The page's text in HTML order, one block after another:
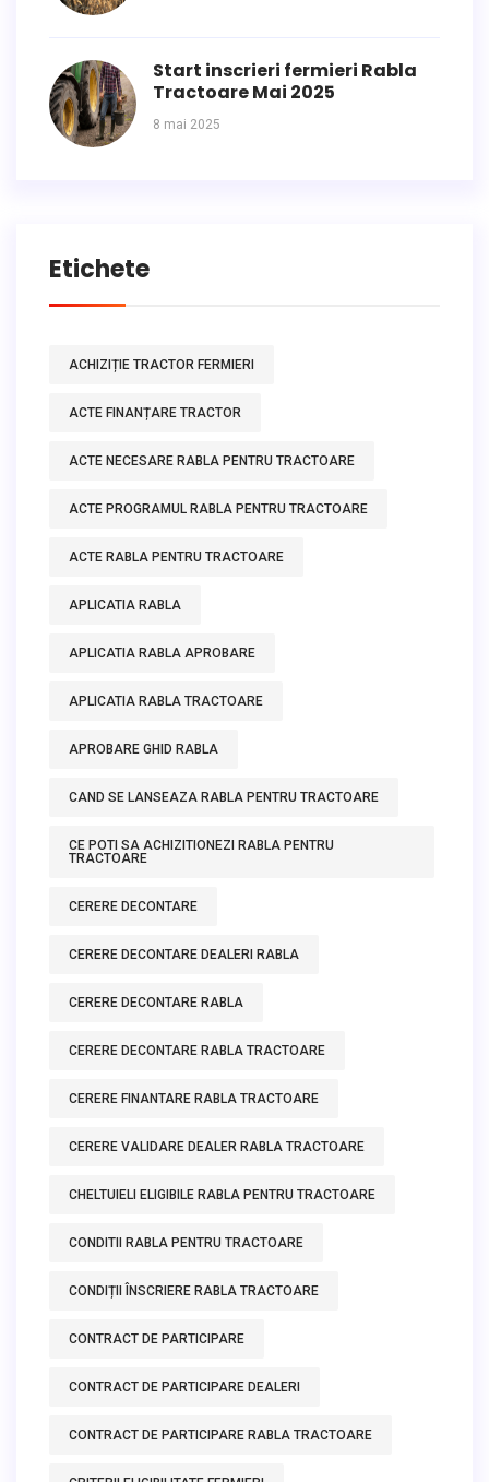
Start inscrieri fermieri Rabla
Tractoare Mai 2025
8 mai 2025
Etichete
ACHIZIȚIE TRACTOR FERMIERI
ACTE FINANȚARE TRACTOR
ACTE NECESARE RABLA PENTRU TRACTOARE
ACTE PROGRAMUL RABLA PENTRU TRACTOARE
ACTE RABLA PENTRU TRACTOARE
APLICATIA RABLA
APLICATIA RABLA APROBARE
APLICATIA RABLA TRACTOARE
APROBARE GHID RABLA
CAND SE LANSEAZA RABLA PENTRU TRACTOARE
CE POTI SA ACHIZITIONEZI RABLA PENTRU
TRACTOARE
CERERE DECONTARE
CERERE DECONTARE DEALERI RABLA
CERERE DECONTARE RABLA
CERERE DECONTARE RABLA TRACTOARE
CERERE FINANTARE RABLA TRACTOARE
CERERE VALIDARE DEALER RABLA TRACTOARE
CHELTUIELI ELIGIBILE RABLA PENTRU TRACTOARE
CONDITII RABLA PENTRU TRACTOARE
CONDIȚII ÎNSCRIERE RABLA TRACTOARE
CONTRACT DE PARTICIPARE
CONTRACT DE PARTICIPARE DEALERI
CONTRACT DE PARTICIPARE RABLA TRACTOARE